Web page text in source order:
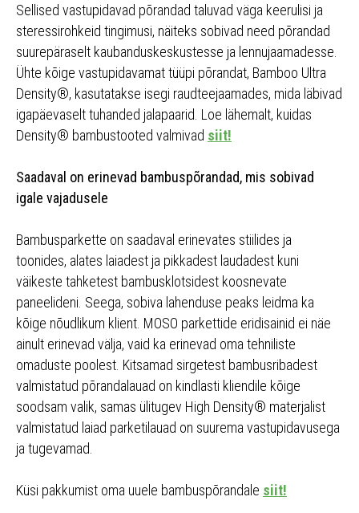
Sellised vastupidavad põrandad taluvad väga keerulisi ja
steressirohkeid tingimusi, näiteks sobivad need põrandad
suurepäraselt kaubanduskeskustesse ja lennujaamadesse.
Ühte kõige vastupidavamat tüüpi põrandat, Bamboo Ultra
Density®, kasutatakse isegi raudteejaamades, mida läbivad
igapäevaselt tuhanded jalapaarid. Loe lähemalt, kuidas
Density® bambustooted valmivad siit!
Saadaval on erinevad bambuspõrandad, mis sobivad
igale vajadusele
Bambusparkette on saadaval erinevates stiilides ja
toonides, alates laiadest ja pikkadest laudadest kuni
väikeste tahketest bambusklotsidest koosnevate
paneelideni. Seega, sobiva lahenduse peaks leidma ka
kõige nõudlikum klient. MOSO parkettide eridisainid ei näe
ainult erinevad välja, vaid ka erinevad oma tehniliste
omaduste poolest. Kitsamad sirgetest bambusribadest
valmistatud põrandalauad on kindlasti kliendile kõige
soodsam valik, samas ülitugev High Density® materjalist
valmistatud laiad parketilauad on suurema vastupidavusega
ja tugevamad.
​Küsi pakkumist oma uuele bambuspõrandale siit!